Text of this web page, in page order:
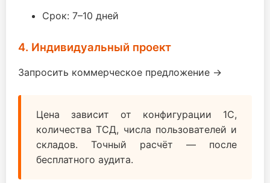
Срок: 7–10 дней
4. Индивидуальный проект
Запросить коммерческое предложение →
Цена зависит от конфигурации 1С,
количества ТСД, числа пользователей и
складов. Точный расчёт — после
бесплатного аудита.